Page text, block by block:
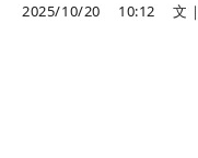
2025/10/20 10:12 文